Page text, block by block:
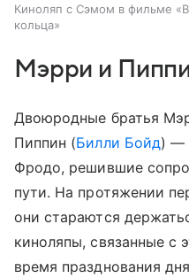
Киноляп с Сэмом в фильме
кольца»
Мэрри и
Двоюродные братья
Пиппин (Билли Бойд) —
Фродо, решившие
пути. На протяжении
они стараются
киноляпы, связанные с
время празднования